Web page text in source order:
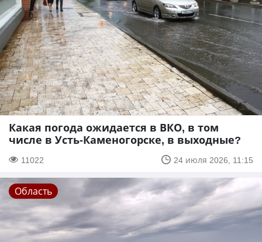
Какая погода ожидается в ВКО, в том
числе в Усть-Каменогорске, в выходные?
11022 24 июля 2026, 11:15
Область